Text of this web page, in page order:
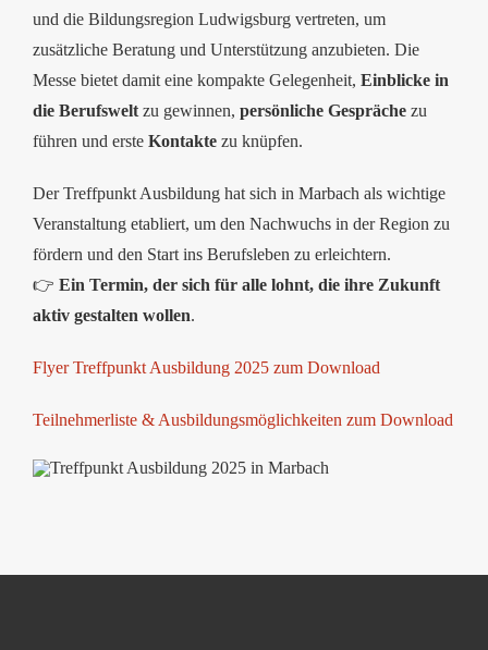
und die Bildungsregion Ludwigsburg vertreten, um
zusätzliche Beratung und Unterstützung anzubieten. Die
Messe bietet damit eine kompakte Gelegenheit, Einblicke in
die Berufswelt zu gewinnen, persönliche Gespräche zu
führen und erste Kontakte zu knüpfen.
Der Treffpunkt Ausbildung hat sich in Marbach als wichtige
Veranstaltung etabliert, um den Nachwuchs in der Region zu
fördern und den Start ins Berufsleben zu erleichtern.
👉 Ein Termin, der sich für alle lohnt, die ihre Zukunft
aktiv gestalten wollen.
Flyer Treffpunkt Ausbildung 2025 zum Download
Teilnehmerliste & Ausbildungsmöglichkeiten zum Download